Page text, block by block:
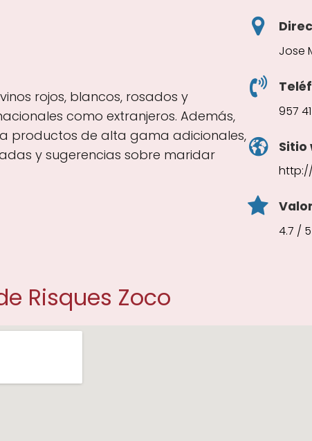
rojos, blancos, rosados y
como extranjeros. Además,
productos de alta gama adicionales,
y sugerencias sobre maridar
Jose
957
Sitio
4.7 /
Risques Zoco